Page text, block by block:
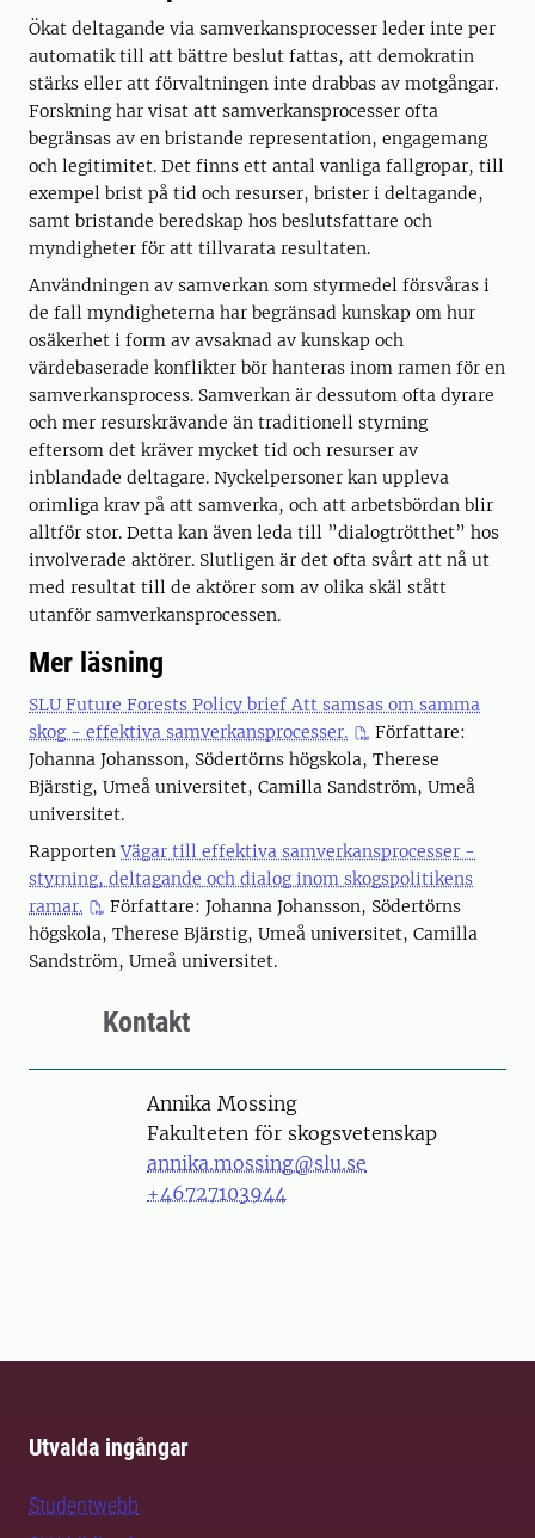
Ökat deltagande via samverkansprocesser leder inte per
automatik till att bättre beslut fattas, att demokratin
stärks eller att förvaltningen inte drabbas av motgångar.
Forskning har visat att samverkansprocesser ofta
begränsas av en bristande representation, engagemang
och legitimitet. Det finns ett antal vanliga fallgropar, till
exempel brist på tid och resurser, brister i deltagande,
samt bristande beredskap hos beslutsfattare och
myndigheter för att tillvarata resultaten.
Användningen av samverkan som styrmedel försvåras i
de fall myndigheterna har begränsad kunskap om hur
osäkerhet i form av avsaknad av kunskap och
värdebaserade konflikter bör hanteras inom ramen för en
samverkansprocess. Samverkan är dessutom ofta dyrare
och mer resurskrävande än traditionell styrning
eftersom det kräver mycket tid och resurser av
inblandade deltagare. Nyckelpersoner kan uppleva
orimliga krav på att samverka, och att arbetsbördan blir
alltför stor. Detta kan även leda till ”dialogtrötthet” hos
involverade aktörer. Slutligen är det ofta svårt att nå ut
med resultat till de aktörer som av olika skäl stått
utanför samverkansprocessen.
Mer läsning
SLU Future Forests Policy brief Att samsas om samma
skog - effektiva samverkansprocesser.
Författare:
Johanna Johansson, Södertörns högskola, Therese
Bjärstig, Umeå universitet, Camilla Sandström, Umeå
universitet.
RapportenVägar till effektiva samverkansprocesser -
styrning, deltagande och dialog inom skogspolitikens
ramar.
Författare: Johanna Johansson, Södertörns
högskola, Therese Bjärstig, Umeå universitet, Camilla
Sandström, Umeå universitet.
Kontakt
PersonAnnika Mossing
Fakulteten för skogsvetenskap
annika.mossing@slu.se
+46727103944
Utvalda ingångar
Studentwebb